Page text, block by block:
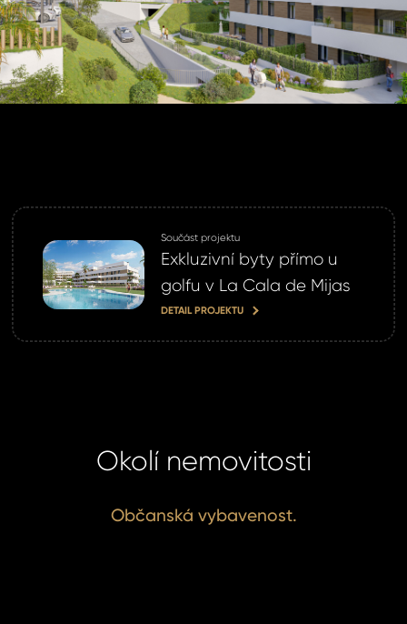
Součást projektu
Exkluzivní byty přímo u
golfu v La Cala de Mijas
DETAIL PROJEKTU
Okolí nemovitosti
Občanská vybavenost.
heslo?